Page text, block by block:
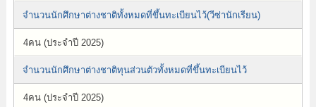
จำนวนนักศึกษาต่างชาติทั้งหมดที่ขึ้นทะเบียนไว้(วีซ่านักเรียน)
4คน (ประจำปี 2025)
จำนวนนักศึกษาต่างชาติทุนส่วนตัวทั้งหมดที่ขึ้นทะเบียนไว้
4คน (ประจำปี 2025)